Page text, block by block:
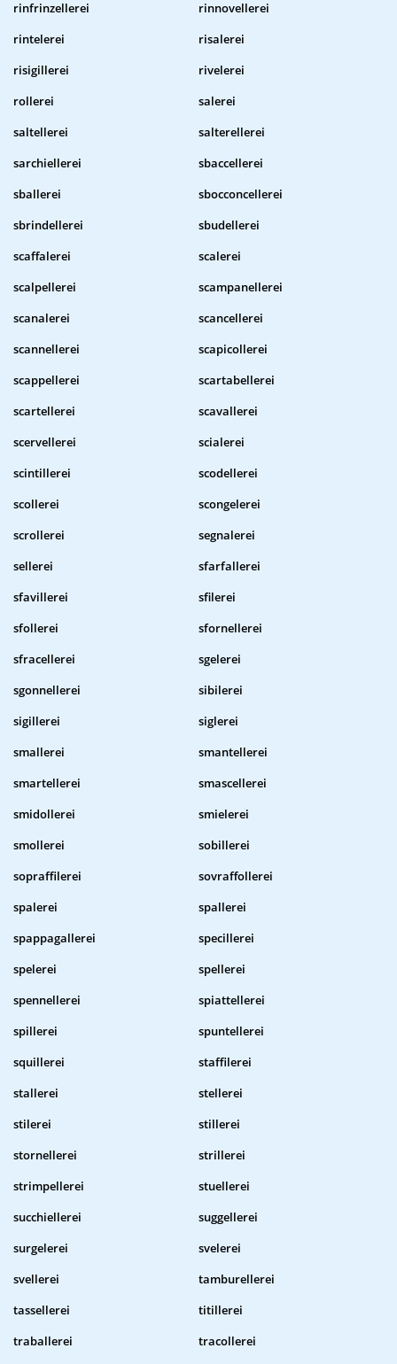
rinfrinzellerei
rinnovellerei
rintelerei
risalerei
risigillerei
rivelerei
rollerei
salerei
saltellerei
salterellerei
sarchiellerei
sbaccellerei
sballerei
sbocconcellerei
sbrindellerei
sbudellerei
scaffalerei
scalerei
scalpellerei
scampanellerei
scanalerei
scancellerei
scannellerei
scapicollerei
scappellerei
scartabellerei
scartellerei
scavallerei
scervellerei
scialerei
scintillerei
scodellerei
scollerei
scongelerei
scrollerei
segnalerei
sellerei
sfarfallerei
sfavillerei
sfilerei
sfollerei
sfornellerei
sfracellerei
sgelerei
sgonnellerei
sibilerei
sigillerei
siglerei
smallerei
smantellerei
smartellerei
smascellerei
smidollerei
smielerei
smollerei
sobillerei
sopraffilerei
sovraffollerei
spalerei
spallerei
spappagallerei
specillerei
spelerei
spellerei
spennellerei
spiattellerei
spillerei
spuntellerei
squillerei
staffilerei
stallerei
stellerei
stilerei
stillerei
stornellerei
strillerei
strimpellerei
stuellerei
succhiellerei
suggellerei
surgelerei
svelerei
svellerei
tamburellerei
tassellerei
titillerei
traballerei
tracollerei